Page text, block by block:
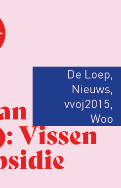
De Loep,
Nieuws,
vvoj2015,
Woo
de
Vissen